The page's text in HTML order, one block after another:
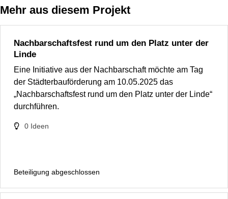
Mehr aus diesem Projekt
Nachbarschaftsfest rund um den Platz unter der
Linde
Eine Initiative aus der Nachbarschaft möchte am Tag
der Städterbauförderung am 10.05.2025 das
„Nachbarschaftsfest rund um den Platz unter der Linde“
durchführen.
0 Ideen
Beteiligung abgeschlossen